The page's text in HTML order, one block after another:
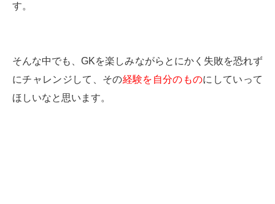
す。
そんな中でも、GKを楽しみながらとにかく失敗を恐れず
にチャレンジして、その経験を自分のものにしていって
ほしいなと思います。